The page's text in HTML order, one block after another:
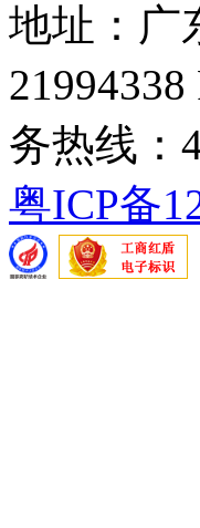
地址：广
务热线：
粤ICP备